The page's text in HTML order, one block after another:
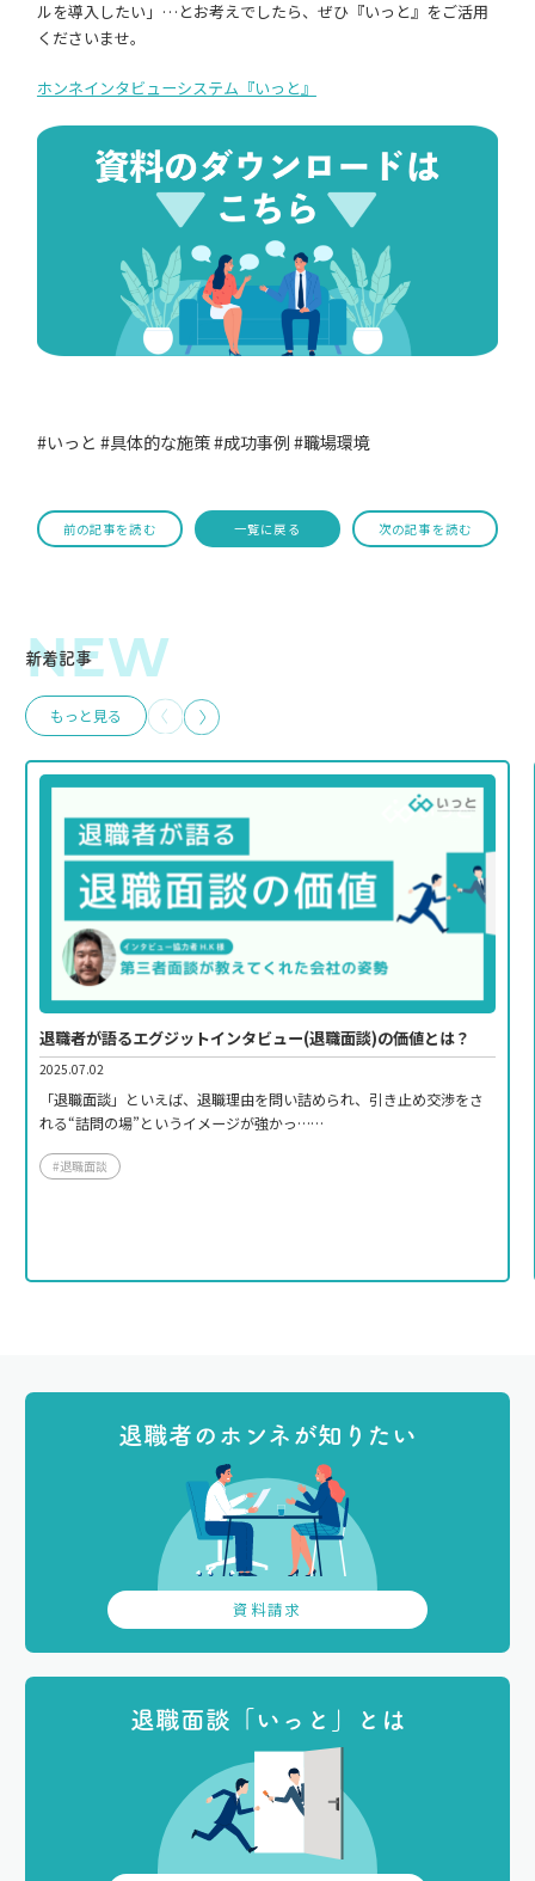
ルを導入したい」…とお考えでしたら、ぜひ『いっと』をご活用
くださいませ。
ホンネインタビューシステム『いっと』
#いっと #具体的な施策#成功事例 #職場環境
前の記事を読む 一覧に戻る 次の記事を読む
新着記事
NEW
もっと見る
退職者が語るエグジットインタビュー(退職面談)の価値とは？
2025.07.02
「退職面談」といえば、退職理由を問い詰められ、引き止め交渉をさ
れる“詰問の場”というイメージが強かっ……
#退職面談
退職者のホンネが知りたい
資料請求
退職面談「いっと」とは